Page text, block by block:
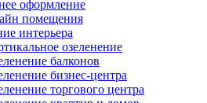
оформление
помещения
интерьера
озеленение
балконов
бизнес-центра
торгового центра